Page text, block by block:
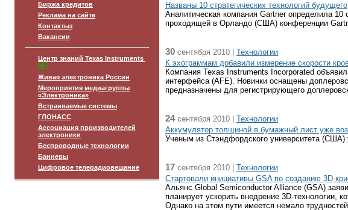
Биржа кредитов
Реклама на сайте
Контактыз
Вакансии
Центр знаний Texas Instruments
Живая электроника России
Мероприятия медиагруппы
«Электроника»
Встраиваемые системы
ГЛОНАСС
Ассоциация производителей
электроники
Беспроводные технологии
Баннеры
Цифровое телерадиовещание
Названы 10 стратегических технологий будущего
Аналитическая компания Gartner определила 10
проходящей в Орландо (США) конференции
30 сентября 2010 | Технологии
К эхограммам добавили измерение скорости
Компания Texas Instruments Incorporated
интерфейса (AFE). Новинки оснащены
предназначены для регистрирующего
24сентября 2010 | Технологии
Аккумулятор толщиной в бумажный лист уже
Ученым из Стэндфордского университета (США)
17 сентября 2010 | Технологии
Стартовали инициативы GSA по созданию 3D-
Альянс Global Semiconductor Alliance (GSA)
планирует ускорить внедрение 3D-технологии,
Однако на этом пути имеется немало